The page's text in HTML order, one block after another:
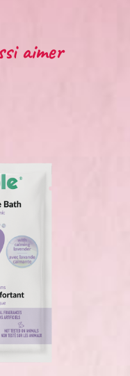
aimer